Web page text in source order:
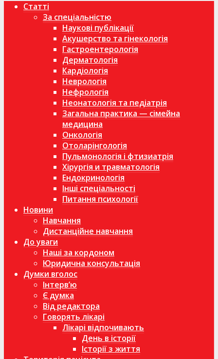
Статті
За спеціальністю
Наукові публікації
Акушерство та гінекологія
Гастроентерологія
Дерматологія
Кардіологія
Неврологія
Нефрологія
Неонатологія та педіатрія
Загальна практика — сімейна
медицина
Онкологія
Отоларінгологія
Пульмонологія і фтизиатрія
Хірургія и травматологія
Ендокринологія
Інші спеціальності
Питання психології
Новини
Навчання
Дистанційне навчання
До уваги
Наші за кордоном
Юридична консультація
Думки вголос
Інтерв’ю
Є думка
Від редактора
Говорять лікарі
Лікарі відпочивають
День в історії
Історії з життя